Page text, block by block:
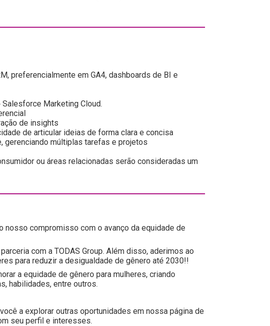
preferencialmente em GA4, dashboards de BI e
Marketing Cloud.
de insights
de articular ideias de forma clara e concisa
gerenciando múltiplas tarefas e projetos
ou áreas relacionadas serão consideradas um
nosso compromisso com o avanço da equidade de
com a TODAS Group. Além disso, aderimos ao
para reduzir a desigualdade de gênero até 2030!!
a equidade de gênero para mulheres, criando
habilidades, entre outros.
a explorar outras oportunidades em nossa página de
seu perfil e interesses.